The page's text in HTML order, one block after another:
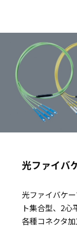
光ファイバ
光ファイバケ
ト集合型、2心
各種コネクタ加